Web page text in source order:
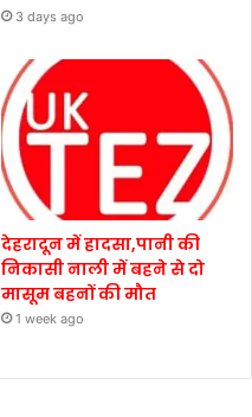
3 days ago
देहरादून में हादसा,पानी की
निकासी नाली में बहने से दो
मासूम बहनों की मौत
1 week ago